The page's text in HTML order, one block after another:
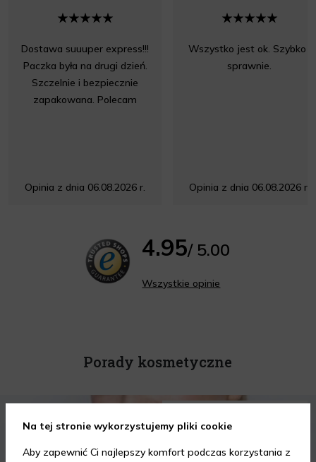
Dostawa suuuper express!!!
Paczka była na drugi dzień.
Szczelnie i bezpiecznie
zapakowana. Polecam
Opinia z dnia 06.08.2026 r.
Wszystko jest ok. Szybko i
sprawnie.
Opinia z dnia 06.08.2026 r.
4.95/ 5.00
Wszystkie opinie
Porady kosmetyczne
Na tej stronie wykorzystujemy pliki cookie
Aby zapewnić Ci najlepszy komfort podczas korzystania z